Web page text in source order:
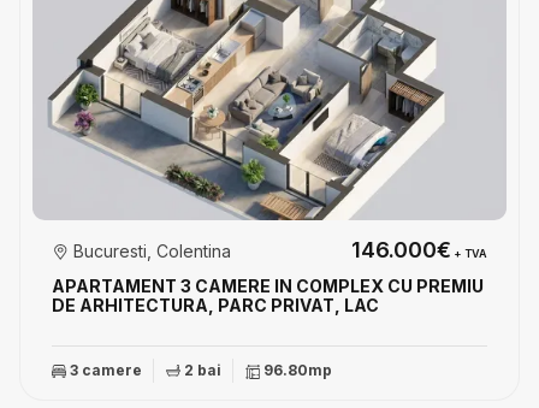
APARTAMENT 3 CAMERE IN COMPLEX CU PREMIU
DE ARHITECTURA, PARC PRIVAT, LAC
Bucuresti, Colentina 146.000€ + TVA
3 camere 2 bai 96.80mp